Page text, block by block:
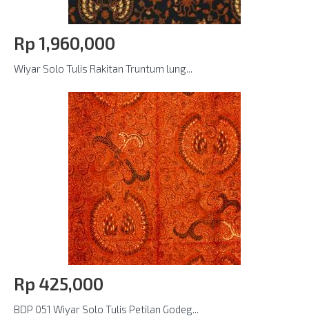
Rp‎ 1,960,000
Wiyar Solo Tulis Rakitan Truntum lung...
Rp‎ 425,000
BDP 051 Wiyar Solo Tulis Petilan Godeg...